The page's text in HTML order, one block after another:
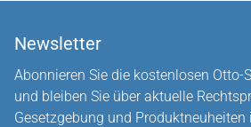
Newsletter
Abonnieren Sie die kostenlosen Otto-
und bleiben Sie über aktuelle
Gesetzgebung und Produktneuheiten